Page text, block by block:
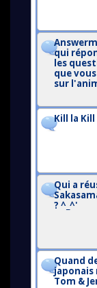
qui
les
que
sur
Kill la Kill
Qui a
? ^_^'
Quand
Tom &